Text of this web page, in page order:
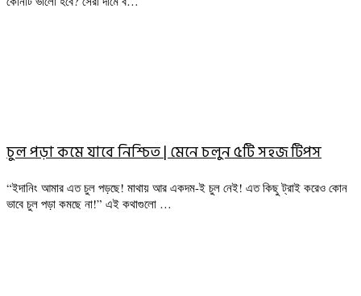
চুল পড়া কমে যাবে নিশ্চিত | মেনে চলুন ৫টি সহজ টিপস
“ইদানিং আমার এত চুল পড়ছে! মাথায় আর একদম-ই চুল নেই! এত কিছু ট্রাই করেও কোন
ভাবে চুল পড়া কমছে না!” এই কথাগুলো …